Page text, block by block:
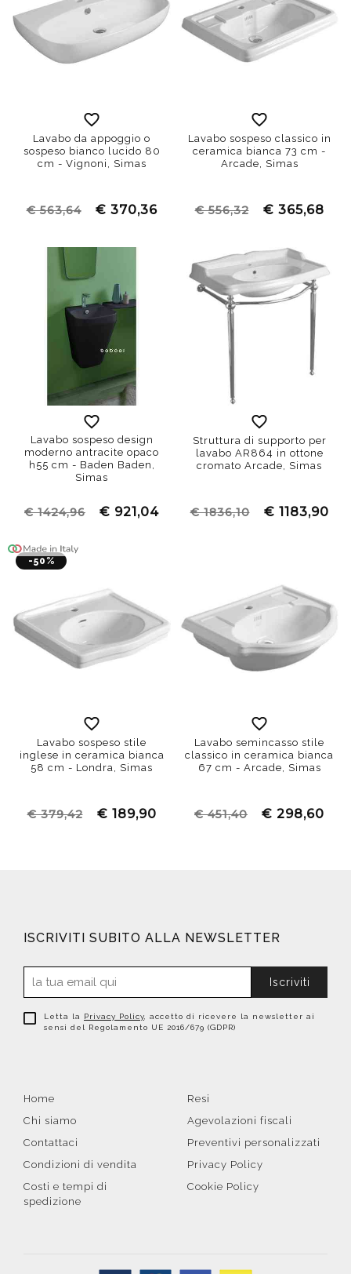
Lavabo da appoggio o
sospeso bianco lucido 80
cm - Vignoni, Simas
€ 563,64 € 370,36
Lavabo sospeso classico in
ceramica bianca 73 cm -
Arcade, Simas
€ 556,32 € 365,68
Lavabo sospeso design
moderno antracite opaco
h55 cm - Baden Baden,
Simas
€ 1424,96 € 921,04
Struttura di supporto per
lavabo AR864 in ottone
cromato Arcade, Simas
€ 1836,10 € 1183,90
-50%
Lavabo sospeso stile
inglese in ceramica bianca
58 cm - Londra, Simas
€ 379,42 € 189,90
Lavabo semincasso stile
classico in ceramica bianca
67 cm - Arcade, Simas
€ 451,40 € 298,60
ISCRIVITI SUBITO ALLA NEWSLETTER
Iscriviti
Letta la Privacy Policy , accetto di ricevere la newsletter ai
sensi del Regolamento UE 2016/679 (GDPR)
Home
Chi siamo
Contattaci
Condizioni di vendita
Costi e tempi di
spedizione
Resi
Agevolazioni fiscali
Preventivi personalizzati
Privacy Policy
Cookie Policy